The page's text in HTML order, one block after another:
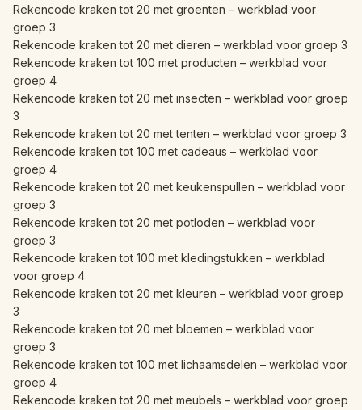
Rekencode kraken tot 20 met groenten – werkblad voor
groep 3
Rekencode kraken tot 20 met dieren – werkblad voor groep 3
Rekencode kraken tot 100 met producten – werkblad voor
groep 4
Rekencode kraken tot 20 met insecten – werkblad voor groep
3
Rekencode kraken tot 20 met tenten – werkblad voor groep 3
Rekencode kraken tot 100 met cadeaus – werkblad voor
groep 4
Rekencode kraken tot 20 met keukenspullen – werkblad voor
groep 3
Rekencode kraken tot 20 met potloden – werkblad voor
groep 3
Rekencode kraken tot 100 met kledingstukken – werkblad
voor groep 4
Rekencode kraken tot 20 met kleuren – werkblad voor groep
3
Rekencode kraken tot 20 met bloemen – werkblad voor
groep 3
Rekencode kraken tot 100 met lichaamsdelen – werkblad voor
groep 4
Rekencode kraken tot 20 met meubels – werkblad voor groep